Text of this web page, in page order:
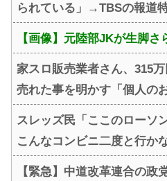
られている」→TBSの報道
【画像】元陸部JKが生脚さ
家スロ販売業者さん、315
売れた事を明かす「個人の
スレッズ民「ここのローソ
こんなコンビニ二度と行か
【緊急】中道改革連合の政